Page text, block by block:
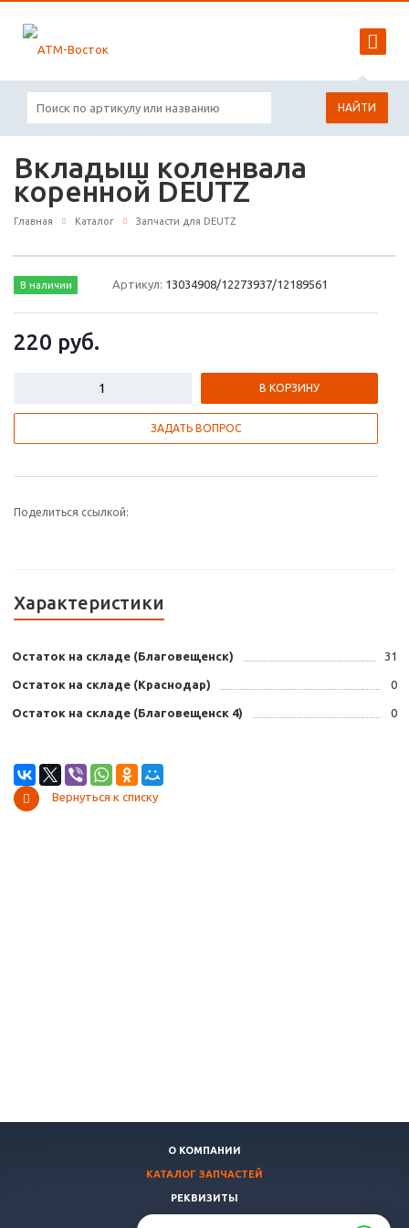
НАЙТИ
Вкладыш коленвала
коренной DEUTZ
Главная Каталог Запчасти для DEUTZ
В наличии Артикул: 13034908/12273937/12189561
220 руб.
В КОРЗИНУ
ЗАДАТЬ ВОПРОС
Поделиться ссылкой:
Характеристики
Остаток на складе (Благовещенск) 31
Остаток на складе (Краснодар) 0
Остаток на складе (Благовещенск 4) 0
Вернуться к списку
О КОМПАНИИ
КАТАЛОГ ЗАПЧАСТЕЙ
РЕКВИЗИТЫ